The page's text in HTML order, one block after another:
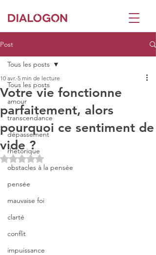
Post
Tous les posts
amour
transcendance
dépassement
rhétorique
obstacles à la pensée
pensée
mauvaise foi
clarté
conflit
impuissance
Tous les posts
Votre vie fonctionne
parfaitement, alors
pourquoi ce sentiment de
vide ?
10 avr. 5 min de lecture
Noté NaN étoiles sur 5.